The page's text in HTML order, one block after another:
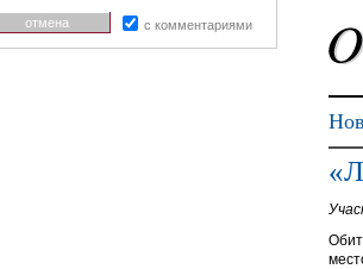
отмена с комментариями